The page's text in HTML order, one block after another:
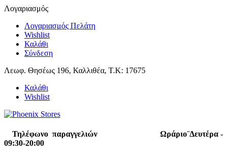
Λογαριασμός
Λογαριασμός Πελάτη
Wishlist
Καλάθι
Σύνδεση
Λεωφ. Θησέως 196, Καλλιθέα, Τ.Κ: 17675
Καλάθι
Wishlist
Τηλέφωνο παραγγελιών Ωράριο¨Δευτέρα -
09:30-20:00